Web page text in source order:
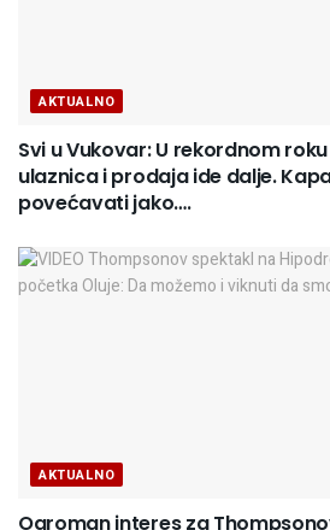
AKTUALNO
Svi u Vukovar: U rekordnom
ulaznica i prodaja ide dalje.
povećavati jako….
AKTUALNO
Ogroman interes za